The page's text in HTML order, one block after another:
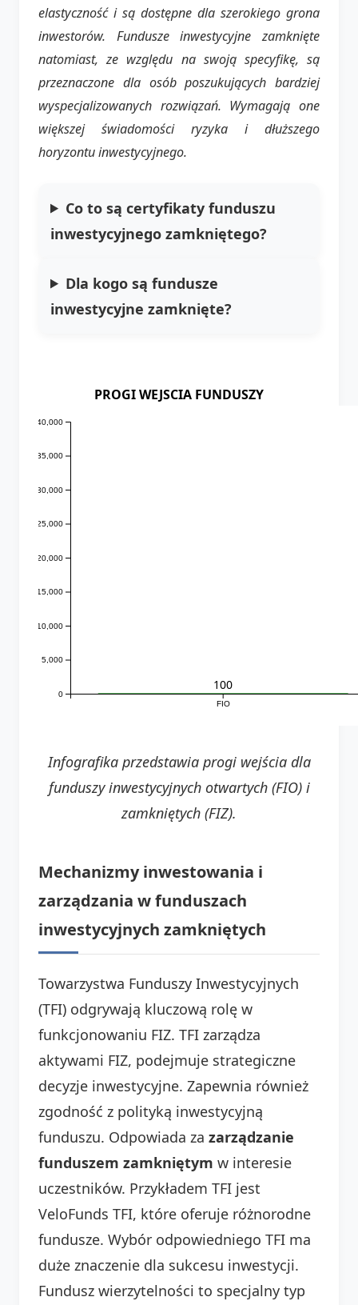
elastyczność i są dostępne dla szerokiego grona
inwestorów. Fundusze inwestycyjne zamknięte
natomiast, ze względu na swoją specyfikę, są
przeznaczone dla osób poszukujących bardziej
wyspecjalizowanych rozwiązań. Wymagają one
większej świadomości ryzyka i dłuższego
horyzontu inwestycyjnego.
Co to są certyfikaty funduszu
inwestycyjnego zamkniętego?
Dla kogo są fundusze
inwestycyjne zamknięte?
PROGI WEJSCIA FUNDUSZY
FIO
0
5,000
10,000
15,000
20,000
25,000
30,000
35,000
40,000
100
Infografika przedstawia progi wejścia dla
funduszy inwestycyjnych otwartych (FIO) i
zamkniętych (FIZ).
Mechanizmy inwestowania i
zarządzania w funduszach
inwestycyjnych zamkniętych
Towarzystwa Funduszy Inwestycyjnych
(TFI) odgrywają kluczową rolę w
funkcjonowaniu FIZ. TFI zarządza
aktywami FIZ, podejmuje strategiczne
decyzje inwestycyjne. Zapewnia również
zgodność z polityką inwestycyjną
funduszu. Odpowiada za zarządzanie
funduszem zamkniętym w interesie
uczestników. Przykładem TFI jest
VeloFunds TFI, które oferuje różnorodne
fundusze. Wybór odpowiedniego TFI ma
duże znaczenie dla sukcesu inwestycji.
Fundusz wierzytelności to specjalny typ